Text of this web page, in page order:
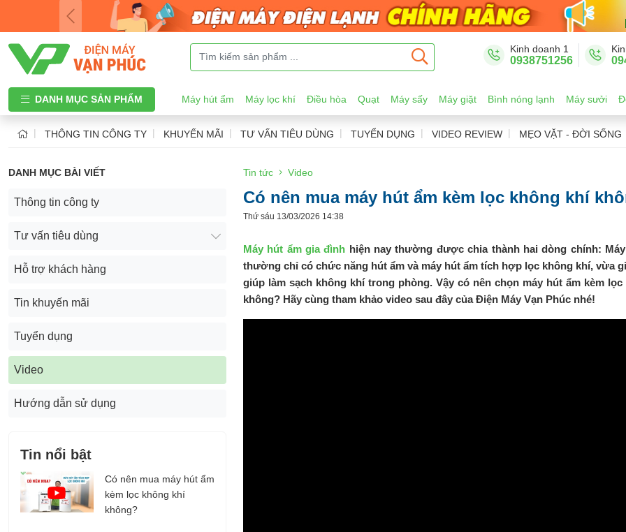
Kinh doanh 1
0938751256
DANH MỤC SẢN PHẨM Máy hút ẩm Máy lọc khí Điều hòa Quạt Máy sấy Máy giặt Bình nóng lạnh Máy sưởi
THÔNG TIN CÔNG TY KHUYẾN MÃI TƯ VẤN TIÊU DÙNG TUYỂN DỤNG VIDEO REVIEW MẸO VẶT - ĐỜI SỐNG
DANH MỤC BÀI VIẾT
Thông tin công ty
Tư vấn tiêu dùng
Hỗ trợ khách hàng
Tin khuyến mãi
Tuyển dụng
Video
Hướng dẫn sử dụng
Tin nổi bật
Có nên mua máy hút ẩm
kèm lọc không khí
không?
Tin tức Video
Có nên mua máy hút ẩm kèm lọc không khí
Thứ sáu 13/03/2026 14:38
Máy hút ẩm gia đình hiện nay thường được chia thành hai dòng chính:
thường chỉ có chức năng hút ẩm và máy hút ẩm tích hợp lọc không khí, vừa
giúp làm sạch không khí trong phòng. Vậy có nên chọn máy hút ẩm kèm
không? Hãy cùng tham khảo video sau đây của Điện Máy Vạn Phúc nhé!